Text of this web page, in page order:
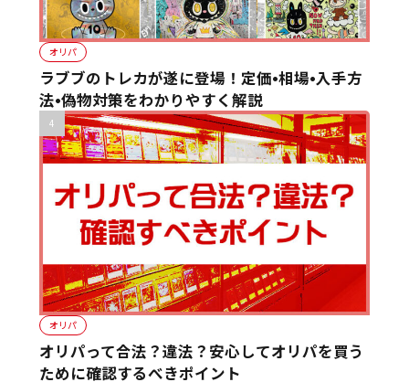
オリパ
ラブブのトレカが遂に登場！定価•相場•入手方
法•偽物対策をわかりやすく解説
オリパ
オリパって合法？違法？安心してオリパを買う
ために確認するべきポイント